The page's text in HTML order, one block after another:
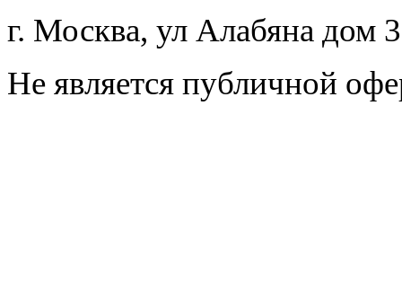
г. Москва, ул Алабяна дом
Не является публичной